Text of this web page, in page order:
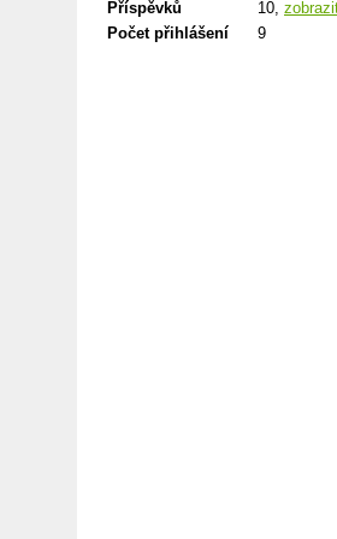
Příspěvků 10,
Počet přihlášení
9